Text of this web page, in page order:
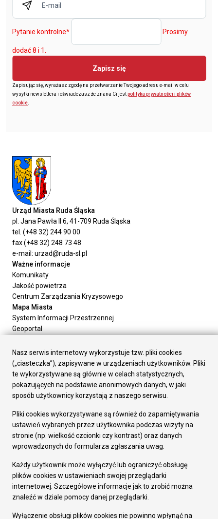
Pytanie kontrolne* Prosimy
dodać 8 i 1.
Zapisz się
Zapisując się, wyrażasz zgodę na przetwarzanie Twojego adresu e-mail w celu
wysyłki newslettera i oświadczasz że znana Ci jestpolityka prywatności i plików
cookie
Urząd Miasta Ruda Śląska
pl. Jana Pawła II 6, 41-709 Ruda Śląska
tel. (+48 32) 244 90 00
fax (+48 32) 248 73 48
e-mail: urzad@ruda-sl.pl
Ważne informacje
Komunikaty
Jakość powietrza
Centrum Zarządzania Kryzysowego
Mapa Miasta
System Informacji Przestrzennej
Geoportal
Załatw sprawę
Prezydent Miasta
Rada Miasta
Wydziały
Elektroniczna Skrzynka Podawcza
Gospodarka
Fundusze europejskie
Środki krajowe
Oferty inwestycyjne
Pozostałe
Deklaracja dostępności
Dane osobowe
Dodaj opinię o witrynie
Nasz serwis internetowy wykorzystuje tzw. pliki cookies
(„ciasteczka”), zapisywane w urządzeniach użytkowników. Pliki
te wykorzystywane są głównie w celach statystycznych,
pokazujących na podstawie anonimowych danych, w jaki
sposób użytkownicy korzystają z naszego serwisu.
Pliki cookies wykorzystywane są również do zapamiętywania
ustawień wybranych przez użytkownika podczas wizyty na
stronie (np. wielkość czcionki czy kontrast) oraz danych
wprowadzonych do formularza zgłaszania uwag.
Każdy użytkownik może wyłączyć lub ograniczyć obsługę
plików cookies w ustawieniach swojej przeglądarki
internetowej. Szczegółowe informacje jak to zrobić można
znaleźć w dziale pomocy danej przeglądarki.
Wyłączenie obsługi plików cookies nie powinno wpłynąć na